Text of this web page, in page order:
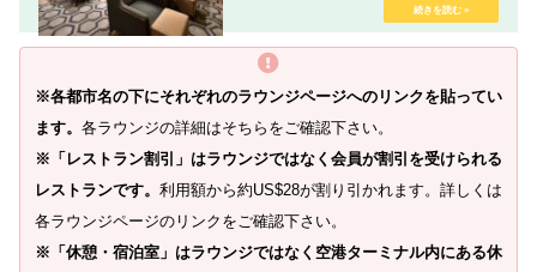
※各都市名の下にそれぞれのラウンジページへのリンクを貼ってい
ます。 各ラウンジの詳細はそちらをご確認下さい。
※「レストラン割引」はラウンジではなく会員が割引を受けられる
レストランです。 利用額から約US$28が割り引かれます。詳しくは
各ラウンジページのリンクをご確認下さい。
※「休憩・宿泊室」はラウンジではなく空港ターミナル内にある休